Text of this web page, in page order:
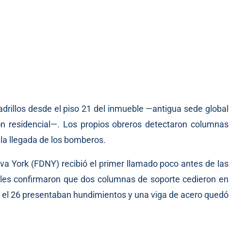
desde el piso 21 del inmueble —antigua sede global
residencial—. Los propios obreros detectaron columnas
llegada de los bomberos.
York (FDNY) recibió el primer llamado poco antes de las
confirmaron que dos columnas de soporte cedieron en
26 presentaban hundimientos y una viga de acero quedó